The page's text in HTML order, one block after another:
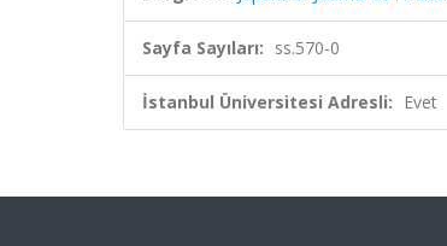
Sayfa Sayıları: ss.570-0
İstanbul Üniversitesi Adresli: Evet